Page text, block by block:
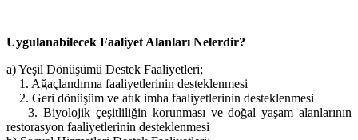
Uygulanabilecek Faaliyet Alanları Nelerdir?
a) Yeşil Dönüşümü Destek Faaliyetleri;
1. Ağaçlandırma faaliyetlerinin desteklenmesi
2. Geri dönüşüm ve atık imha faaliyetlerinin desteklenmesi
3. Biyolojik çeşitliliğin korunması ve doğal yaşam alanlarının
restorasyon faaliyetlerinin desteklenmesi